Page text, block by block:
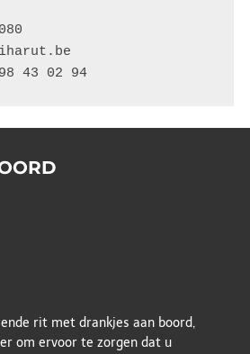
43 02 94
rit met drankjes aan boord,
om ervoor te zorgen dat u